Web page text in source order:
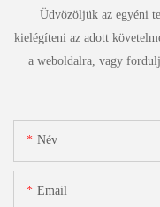
Üdvözöljük az egyéni
kielégíteni az adott
a weboldalra, vagy
Név
Email